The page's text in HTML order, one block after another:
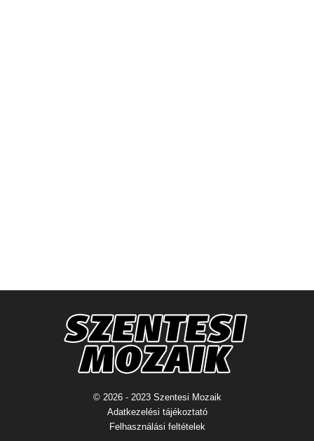
© 2026 - 2023 Szentesi Mozaik
Adatkezelési tájékoztató
Felhasználási feltételek